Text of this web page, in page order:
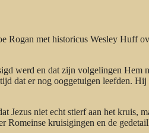
Rogan met historicus Wesley Huff
werd en dat zijn volgelingen Hem
dat er nog ooggetuigen leefden.
Jezus niet echt stierf aan het kruis,
Romeinse kruisigingen en de